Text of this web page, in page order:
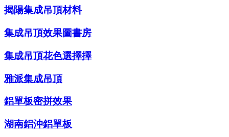
揭陽集成吊頂材料
集成吊頂效果圖書房
集成吊頂花色選擇擇
雅派集成吊頂
鋁單板密拼效果
湖南鋁沖鋁單板